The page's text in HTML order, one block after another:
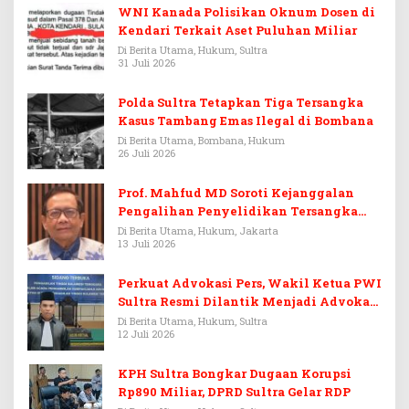
WNI Kanada Polisikan Oknum Dosen di
Kendari Terkait Aset Puluhan Miliar
Di Berita Utama, Hukum, Sultra
31 Juli 2026
Polda Sultra Tetapkan Tiga Tersangka
Kasus Tambang Emas Ilegal di Bombana
Di Berita Utama, Bombana, Hukum
26 Juli 2026
Prof. Mahfud MD Soroti Kejanggalan
Pengalihan Penyelidikan Tersangka
Febrie Adriansyah
Di Berita Utama, Hukum, Jakarta
13 Juli 2026
Perkuat Advokasi Pers, Wakil Ketua PWI
Sultra Resmi Dilantik Menjadi Advokat
PERADI
Di Berita Utama, Hukum, Sultra
12 Juli 2026
KPH Sultra Bongkar Dugaan Korupsi
Rp890 Miliar, DPRD Sultra Gelar RDP